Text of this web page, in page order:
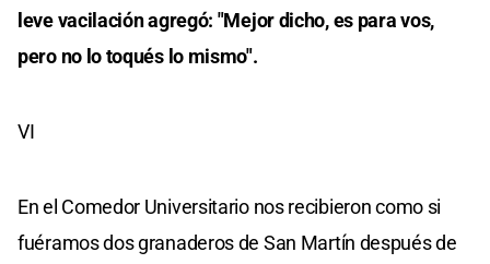
leve vacilación agregó: "Mejor dicho, es para vos,
pero no lo toqués lo mismo".
VI
En el Comedor Universitario nos recibieron como si
fuéramos dos granaderos de San Martín después de